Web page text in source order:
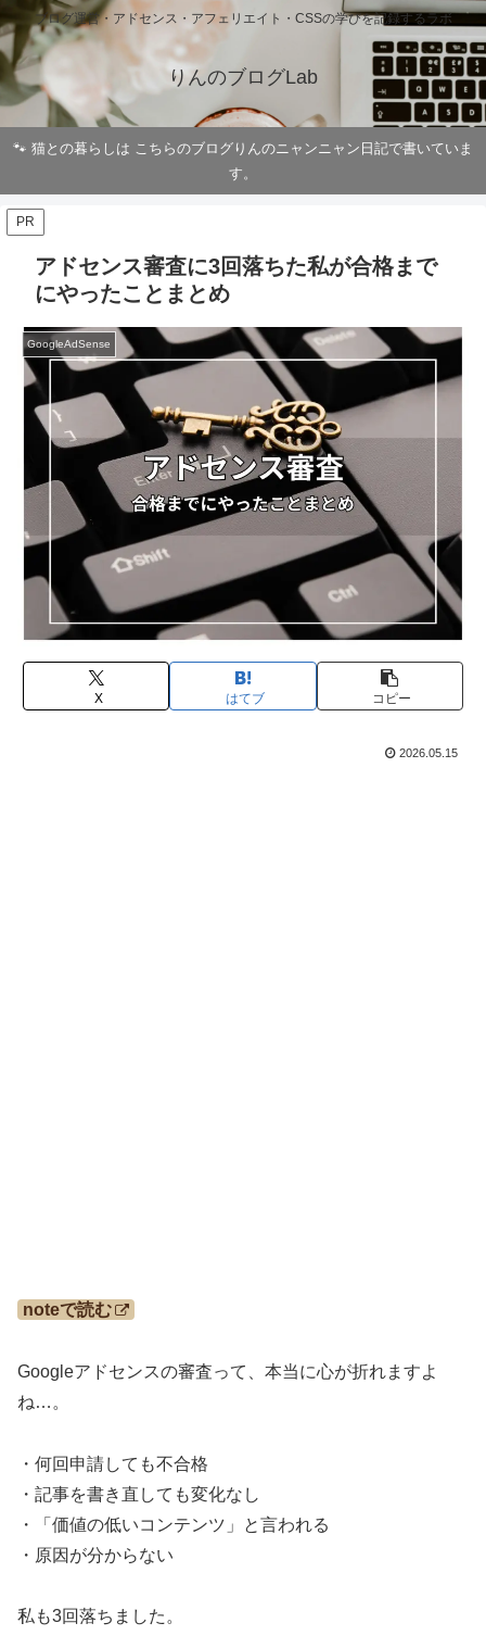
ブログ運営・アドセンス・アフェリエイト・CSSの学びを記録するラボ
りんのブログLab
🐾 猫との暮らしは こちらのブログりんのニャンニャン日記で書いていま
す。
PR
アドセンス審査に3回落ちた私が合格まで
にやったことまとめ
GoogleAdSense
X はてブ コピー
2026.05.15
noteで読む
Googleアドセンスの審査って、本当に心が折れますよ
ね…。
・何回申請しても不合格
・記事を書き直しても変化なし
・「価値の低いコンテンツ」と言われる
・原因が分からない
私も3回落ちました。